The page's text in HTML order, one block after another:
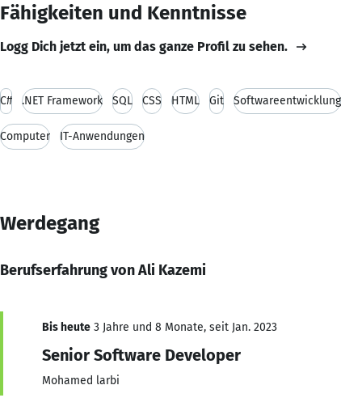
Fähigkeiten und Kenntnisse
Logg Dich jetzt ein, um das ganze Profil zu sehen.
C# .NET Framework SQL CSS HTML Git Softwareentwicklung
Computer IT-Anwendungen
Werdegang
Berufserfahrung von Ali Kazemi
Bis heute 3 Jahre und 8 Monate, seit Jan. 2023
Senior Software Developer
Mohamed larbi